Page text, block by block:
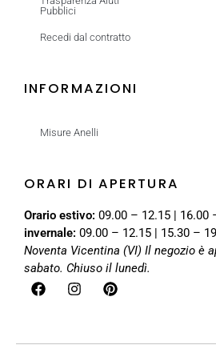
Pubblici
Recedi dal contratto
INFORMAZIONI
Misure Anelli
ORARI DI APERTURA
Orario estivo: 09.00 – 12.15 | 16.00
invernale: 09.00 – 12.15 | 15.30 –
Noventa Vicentina (VI) Il negozio è
sabato. Chiuso il lunedì.